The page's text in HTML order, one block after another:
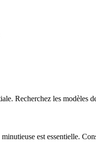
Recherchez les modèles
est essentielle.